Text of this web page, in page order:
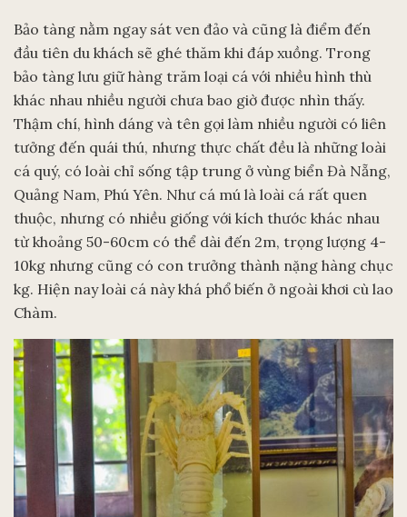
Bảo tàng nằm ngay sát ven đảo và cũng là điểm đến
đầu tiên du khách sẽ ghé thăm khi đáp xuồng. Trong
bảo tàng lưu giữ hàng trăm loại cá với nhiều hình thù
khác nhau nhiều người chưa bao giờ được nhìn thấy.
Thậm chí, hình dáng và tên gọi làm nhiều người có liên
tưởng đến quái thú, nhưng thực chất đều là những loài
cá quý, có loài chỉ sống tập trung ở vùng biển Đà Nẵng,
Quảng Nam, Phú Yên. Như cá mú là loài cá rất quen
thuộc, nhưng có nhiều giống với kích thước khác nhau
từ khoảng 50-60cm có thể dài đến 2m, trọng lượng 4-
10kg nhưng cũng có con trưởng thành nặng hàng chục
kg. Hiện nay loài cá này khá phổ biến ở ngoài khơi cù lao
Chàm.